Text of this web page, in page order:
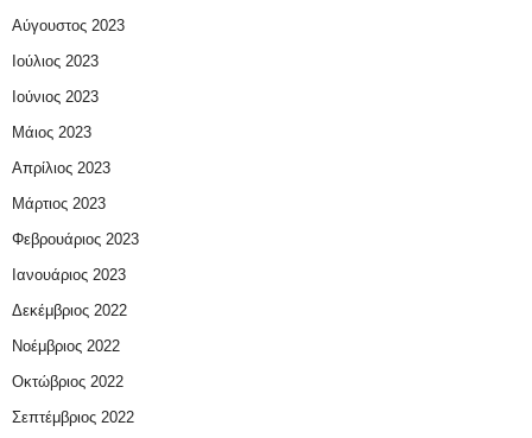
Αύγουστος 2023
Ιούλιος 2023
Ιούνιος 2023
Μάιος 2023
Απρίλιος 2023
Μάρτιος 2023
Φεβρουάριος 2023
Ιανουάριος 2023
Δεκέμβριος 2022
Νοέμβριος 2022
Οκτώβριος 2022
Σεπτέμβριος 2022